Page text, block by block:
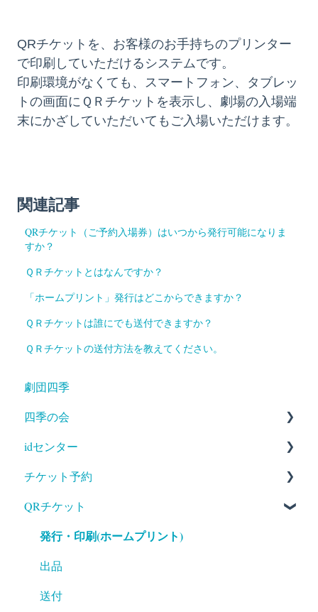
QRチケットを、お客様のお手持ちのプリンター
で印刷していただけるシステムです。
印刷環境がなくても、スマートフォン、タブレッ
トの画面にＱＲチケットを表示し、劇場の入場端
末にかざしていただいてもご入場いただけます。
関連記事
QRチケット（ご予約入場券）はいつから発行可能になりま
すか？
ＱＲチケットとはなんですか？
「ホームプリント」発行はどこからできますか？
ＱＲチケットは誰にでも送付できますか？
ＱＲチケットの送付方法を教えてください。
劇団四季
四季の会
入会
登録情報変更・確認
退会
idセンター
新規登録
登録情報変更・確認
登録解除
チケット予約
料金・キャンセル
予約方法・確認
支払・受取
ギフトコード／ギフトカード
QRチケット
発行・印刷(ホームプリント)
出品
送付